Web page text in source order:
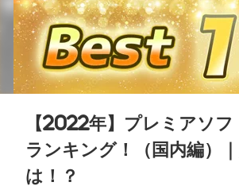
【2022年】プレミアソフ
ランキング！（国内編）
は！？